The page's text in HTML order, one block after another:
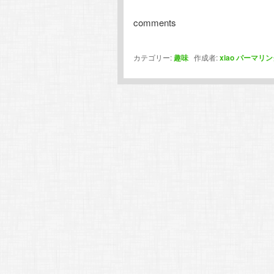
comments
カテゴリー:趣味 作成者:xiaoパーマリ